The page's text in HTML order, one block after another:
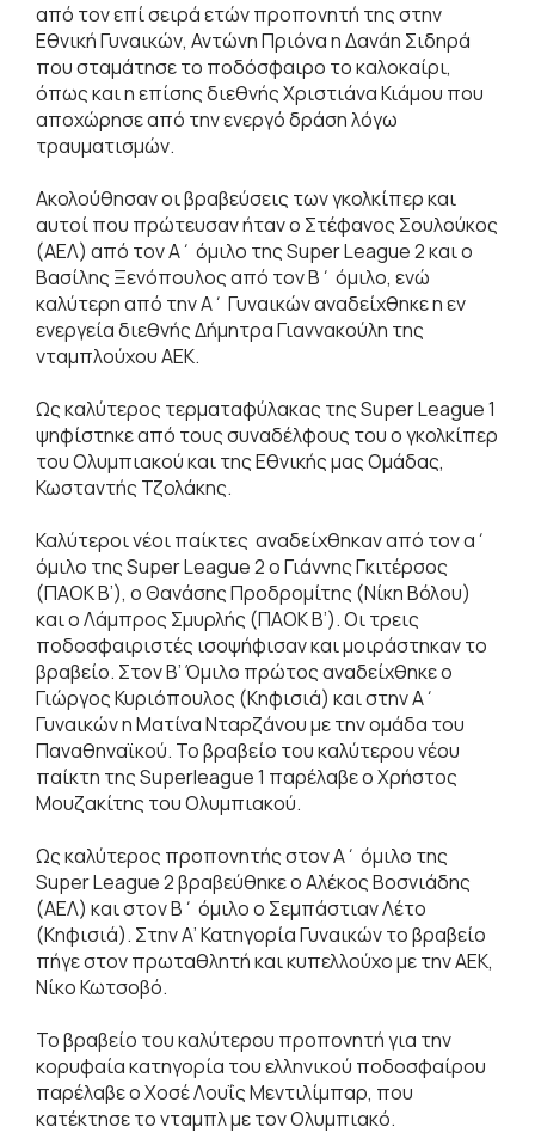
από τον επί σειρά ετών προπονητή της στην
Εθνική Γυναικών, Αντώνη Πριόνα η Δανάη Σιδηρά
που σταμάτησε το ποδόσφαιρο το καλοκαίρι,
όπως και η επίσης διεθνής Χριστιάνα Κιάμου που
αποχώρησε από την ενεργό δράση λόγω
τραυματισμών.
Ακολούθησαν οι βραβεύσεις των γκολκίπερ και
αυτοί που πρώτευσαν ήταν ο Στέφανος Σουλούκος
(ΑΕΛ) από τον Α΄ όμιλο της Super League 2 και ο
Βασίλης Ξενόπουλος από τον Β΄ όμιλο, ενώ
καλύτερη από την Α΄ Γυναικών αναδείχθηκε η εν
ενεργεία διεθνής Δήμητρα Γιαννακούλη της
νταμπλούχου ΑΕΚ.
Ως καλύτερος τερματαφύλακας της Super League 1
ψηφίστηκε από τους συναδέλφους του ο γκολκίπερ
του Ολυμπιακού και της Εθνικής μας Ομάδας,
Κωσταντής Τζολάκης.
Καλύτεροι νέοι παίκτες αναδείχθηκαν από τον α΄
όμιλο της Super League 2 ο Γιάννης Γκιτέρσος
(ΠΑΟΚ Β’), ο Θανάσης Προδρομίτης (Νίκη Βόλου)
και ο Λάμπρος Σμυρλής (ΠΑΟΚ Β’). Οι τρεις
ποδοσφαιριστές ισοψήφισαν και μοιράστηκαν το
βραβείο. Στον Β’ Όμιλο πρώτος αναδείχθηκε ο
Γιώργος Κυριόπουλος (Κηφισιά) και στην Α΄
Γυναικών η Ματίνα Νταρζάνου με την ομάδα του
Παναθηναϊκού. Το βραβείο του καλύτερου νέου
παίκτη της Superleague 1 παρέλαβε ο Χρήστος
Μουζακίτης του Ολυμπιακού.
Ως καλύτερος προπονητής στον Α΄ όμιλο της
Super League 2 βραβεύθηκε ο Αλέκος Βοσνιάδης
(ΑΕΛ) και στον Β΄ όμιλο ο Σεμπάστιαν Λέτο
(Κηφισιά). Στην Α’ Κατηγορία Γυναικών το βραβείο
πήγε στον πρωταθλητή και κυπελλούχο με την ΑΕΚ,
Νίκο Κωτσοβό.
Το βραβείο του καλύτερου προπονητή για την
κορυφαία κατηγορία του ελληνικού ποδοσφαίρου
παρέλαβε ο Χοσέ Λουΐς Μεντιλίμπαρ, που
κατέκτησε το νταμπλ με τον Ολυμπιακό.